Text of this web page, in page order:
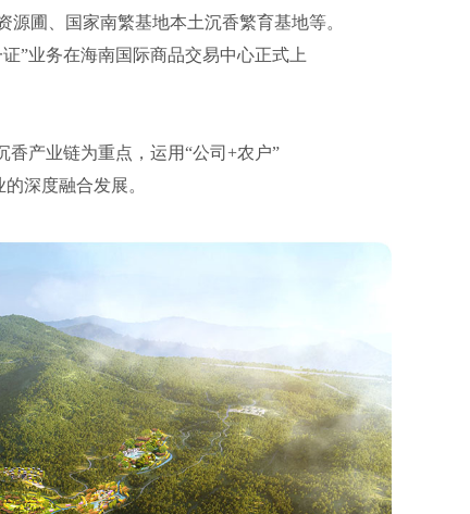
繁基地本土沉香繁育基地等。
国际商品交易中心正式上
重点，运用“公司+农户”
融合发展。